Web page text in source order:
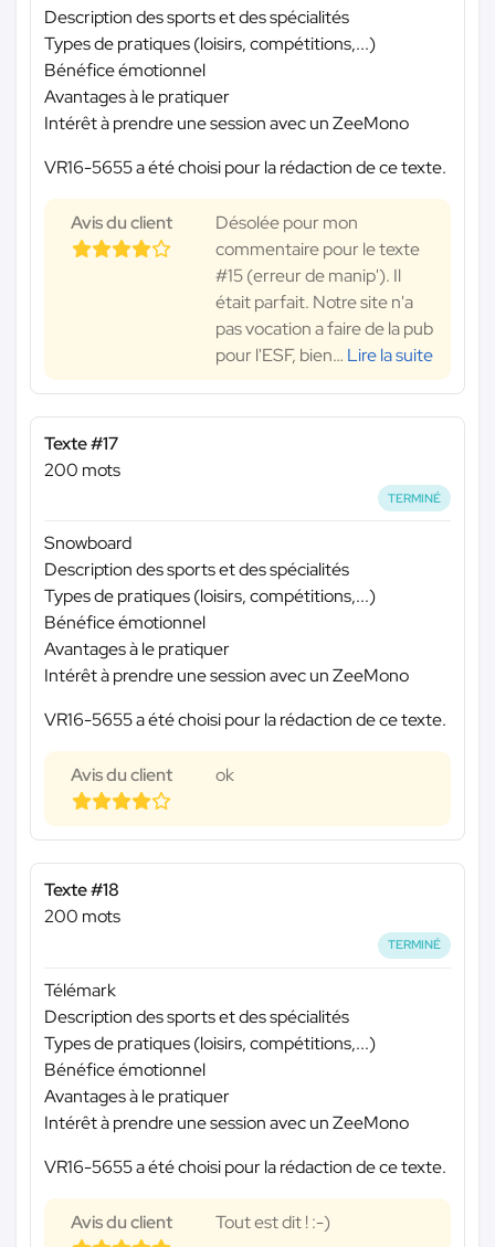
Description des sports et des spécialités
Types de pratiques (loisirs, compétitions,...)
Bénéfice émotionnel
Avantages à le pratiquer
Intérêt à prendre une session avec un ZeeMono
VR16-5655 a été choisi pour la rédaction de ce texte.
Avis du client
Désolée pour mon
commentaire pour le texte
#15 (erreur de manip'). Il
était parfait. Notre site n'a
pas vocation a faire de la pub
pour l'ESF, bien… Lire la suite
Texte #17
200 mots
TERMINÉ
Snowboard
Description des sports et des spécialités
Types de pratiques (loisirs, compétitions,...)
Bénéfice émotionnel
Avantages à le pratiquer
Intérêt à prendre une session avec un ZeeMono
VR16-5655 a été choisi pour la rédaction de ce texte.
Avis du client ok
Texte #18
200 mots
TERMINÉ
Télémark
Description des sports et des spécialités
Types de pratiques (loisirs, compétitions,...)
Bénéfice émotionnel
Avantages à le pratiquer
Intérêt à prendre une session avec un ZeeMono
VR16-5655 a été choisi pour la rédaction de ce texte.
Avis du client Tout est dit ! :-)